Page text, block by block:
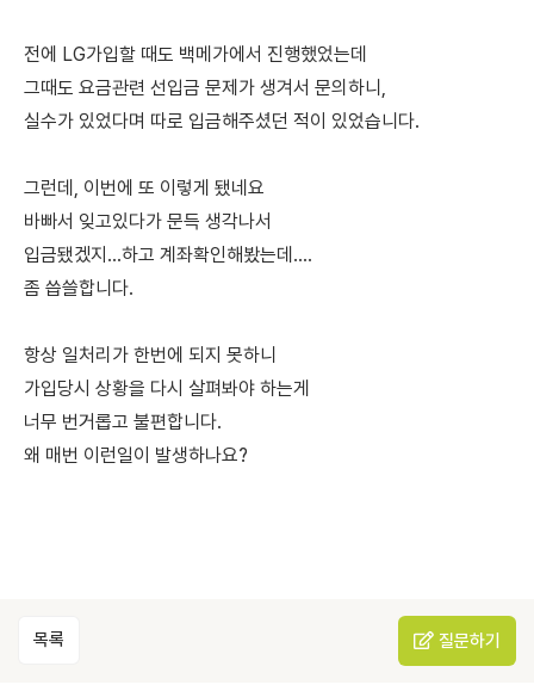
전에 LG가입할 때도 백메가에서 진행했었는데
그때도 요금관련 선입금 문제가 생겨서 문의하니,
실수가 있었다며 따로 입금해주셨던 적이 있었습니다.
그런데, 이번에 또 이렇게 됐네요
바빠서 잊고있다가 문득 생각나서
입금됐겠지...하고 계좌확인해봤는데....
좀 씁쓸합니다.
항상 일처리가 한번에 되지 못하니
가입당시 상황을 다시 살펴봐야 하는게
너무 번거롭고 불편합니다.
왜 매번 이런일이 발생하나요?
목록 질문하기